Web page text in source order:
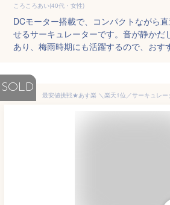
ころころあい(40代・女性)
DCモーター搭載で、コンパクトながら
せるサーキュレーターです。音が静かだ
あり、梅雨時期にも活躍するので、おす
SOLD